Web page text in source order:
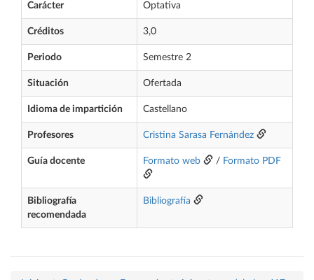
Carácter Optativa
Créditos 3,0
Periodo Semestre 2
Situación Ofertada
Idioma de impartición Castellano
Profesores Cristina Sarasa Fernández
Guía docente Formato web / Formato PDF
Bibliografía
recomendada
Bibliografía